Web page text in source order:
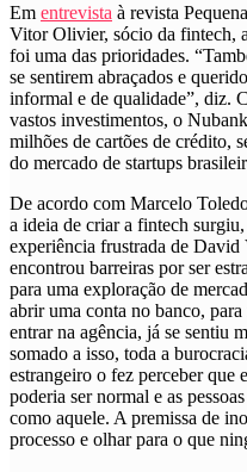
Em entrevista à revista
Vitor Olivier, sócio da fintech,
foi uma das prioridades.
se sentirem abraçados e
informal e de qualidade”, diz.
vastos investimentos, o
milhões de cartões de crédito,
do mercado de startups
De acordo com Marcelo
a ideia de criar a fintech
experiência frustrada de
encontrou barreiras por ser
para uma exploração de
abrir uma conta no banco,
entrar na agência, já se sentiu
somado a isso, toda a
estrangeiro o fez perceber que
poderia ser normal e as
como aquele. A premissa de
processo e olhar para o que